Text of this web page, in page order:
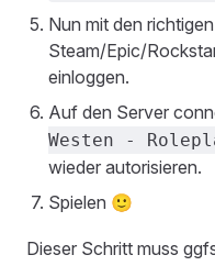
Nun mit den
Steam/Epic/
einloggen.
Auf den Server
Westen -
wieder autorisieren.
Spielen 🙂
Dieser Schritt muss